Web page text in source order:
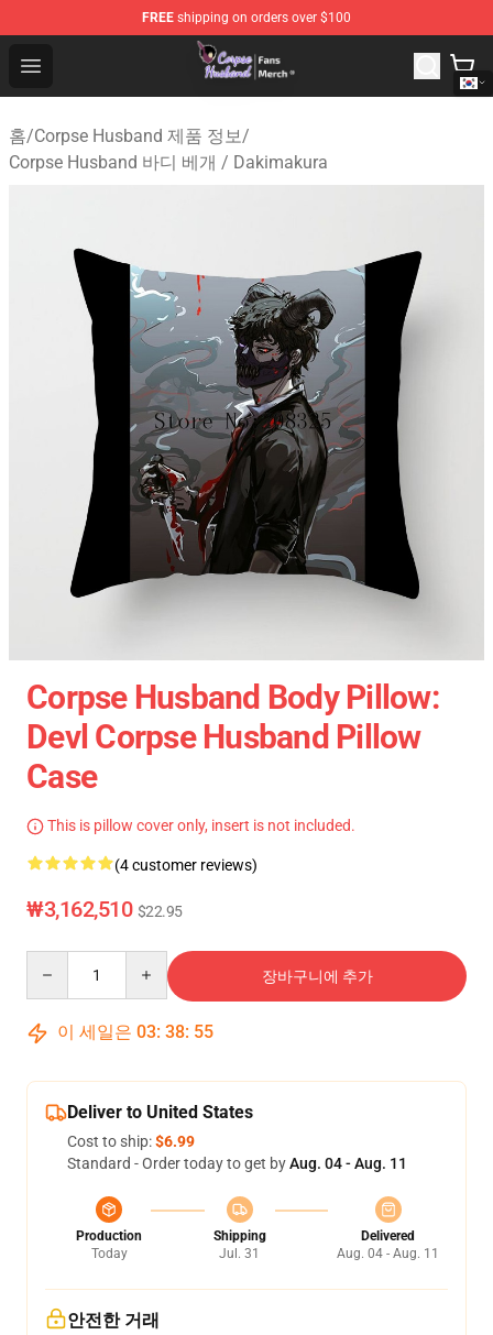
FREE shipping on orders over $100
Open menu
Corpse Husband Store - Official Corpse Husband
홈/Corpse Husband 제품 정보/
Corpse Husband 바디 베개 / Dakimakura
Corpse Husband Body Pillow:
Devl Corpse Husband Pillow
Case
This is pillow cover only, insert is not included.
(4 customer reviews)
₩3,162,510 $22.95
장바구니에 추가
이 세일은 03: 38: 54
Deliver to United States
Cost to ship:$6.99
Standard - Order today to get byAug. 04 - Aug. 11
Production
Today
Shipping
Jul. 31
Delivered
Aug. 04 - Aug. 11
안전한 거래